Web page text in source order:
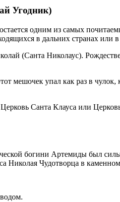
Угодник)
одним из самых
в дальних странах
(Санта Николаус).
мешочек упал как раз в
Санта Клауса или
богини Артемиды был
Николая Чудотворца в